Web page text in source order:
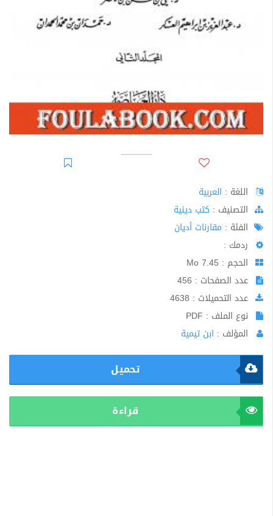
اللغة : العربية
اﻟﺘﺼﻨﻴﻒ : كتب دينية
الفئة : مقارنات أديان
ردمك :
الحجم : 7.45 Mo
عدد الصفحات : 456
عدد التحميلات : 4638
نوع الملف : PDF
المؤلف : ابن تيمية
تحميل
قراءة